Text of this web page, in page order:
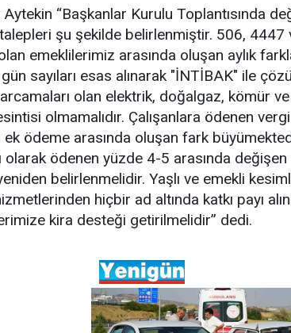
Aytekin “Başkanlar Kurulu Toplantısında
şu şekilde belirlenmiştir. 506, 4447
emeklilerimiz arasında oluşan aylık
sayıları esas alınarak "İNTİBAK" ile
olan elektrik, doğalgaz, kömür
olmamalıdır. Çalışanlara ödenen
ek ödeme arasında oluşan fark
olarak ödenen yüzde 4-5 arasında
belirlenmelidir. Yaşlı ve emekli
hiçbir ad altında katkı payı
kira desteği getirilmelidir” dedi.